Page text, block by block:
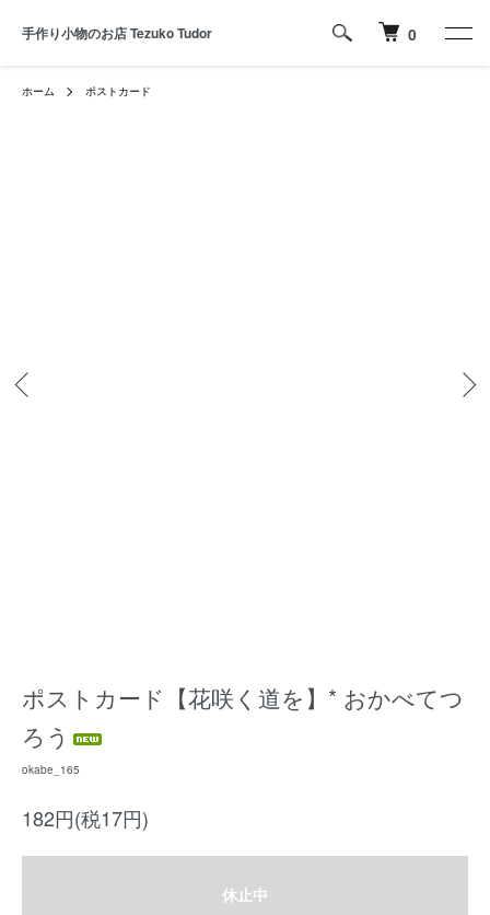
手作り小物のお店 Tezuko Tudor 0
ホーム ポストカード
ポストカード【花咲く道を】* おかべてつ
ろう
okabe_165
182円(税17円)
休止中